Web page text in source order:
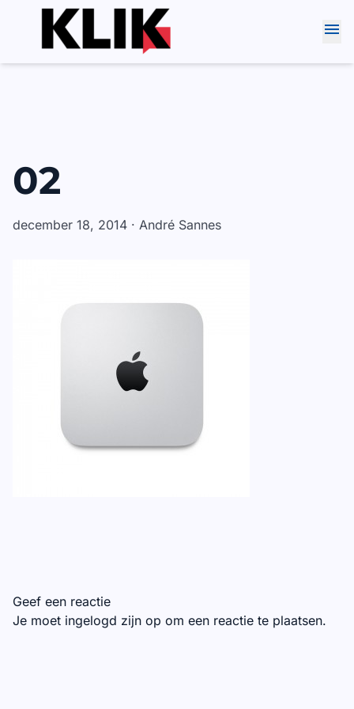
content
menu
02
december 18, 2014 · André Sannes
Geef een reactie
Je moet ingelogd zijn op om een reactie te plaatsen.